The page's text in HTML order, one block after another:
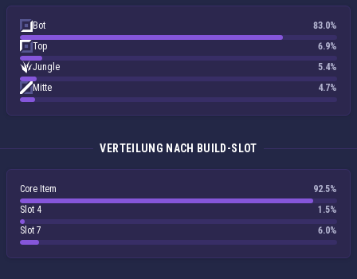
Bot
83.0%
Top
6.9%
Jungle
5.4%
Mitte
4.7%
VERTEILUNG NACH BUILD-SLOT
Core Item
92.5%
Slot 4
1.5%
Slot 7
6.0%